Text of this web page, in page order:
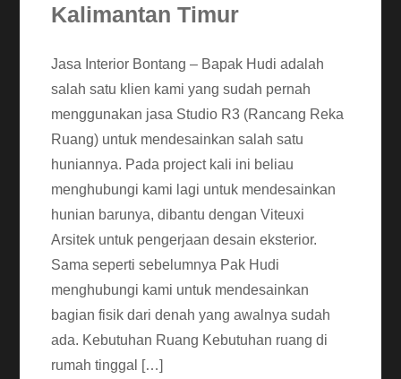
Kalimantan Timur
Jasa Interior Bontang – Bapak Hudi adalah
salah satu klien kami yang sudah pernah
menggunakan jasa Studio R3 (Rancang Reka
Ruang) untuk mendesainkan salah satu
huniannya. Pada project kali ini beliau
menghubungi kami lagi untuk mendesainkan
hunian barunya, dibantu dengan Viteuxi
Arsitek untuk pengerjaan desain eksterior.
Sama seperti sebelumnya Pak Hudi
menghubungi kami untuk mendesainkan
bagian fisik dari denah yang awalnya sudah
ada. Kebutuhan Ruang Kebutuhan ruang di
rumah tinggal […]